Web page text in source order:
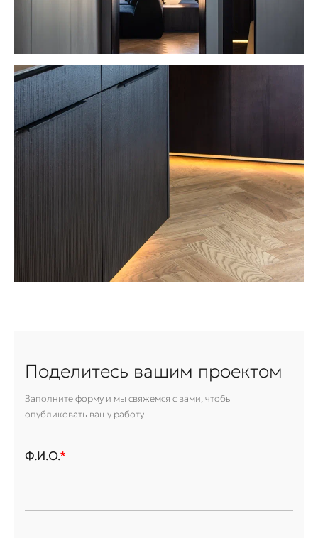
Поделитесь вашим проектом
Заполните форму и мы свяжемся с вами, чтобы
опубликовать вашу работу
Ф.И.О.*